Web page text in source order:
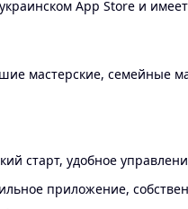
App Store и
мастерские, семейные
старт, удобное
приложение,